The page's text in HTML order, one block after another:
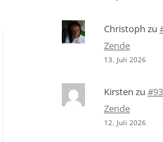
Christoph zu
Zende
13. Juli 2026
Kirsten zu
Zende
12. Juli 2026